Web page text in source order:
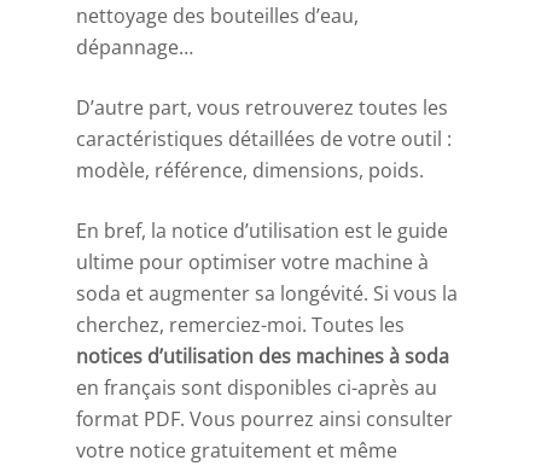
nettoyage des bouteilles d’eau,
dépannage…
D’autre part, vous retrouverez toutes les
caractéristiques détaillées de votre outil :
modèle, référence, dimensions, poids.
En bref, la notice d’utilisation est le guide
ultime pour optimiser votre machine à
soda et augmenter sa longévité. Si vous la
cherchez, remerciez-moi. Toutes les
notices d’utilisation des machines à soda
en français sont disponibles ci-après au
format PDF. Vous pourrez ainsi consulter
votre notice gratuitement et même